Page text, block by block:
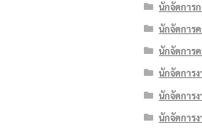
นักจัดการ
นักจัดการ
นักจัดการ
นักจัดการ
นักจัดการ
นักจัดการ